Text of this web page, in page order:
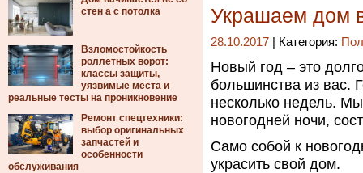
стен а с потолка
Взломостойкость
роллетных ворот:
классы защиты,
уязвимые места и
реальные тесты на проникновение
Ремонт спецтехники:
выбор оригинальных
запчастей и
особенности
обслуживания
Украшаем дом
28.10.2017 | Категория:
Новый год – это
большинства из вас.
несколько недель. Мы
новогодней ночи,
Само собой к
украсить свой дом.